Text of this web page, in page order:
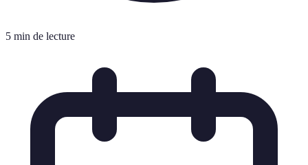
5 min de lecture